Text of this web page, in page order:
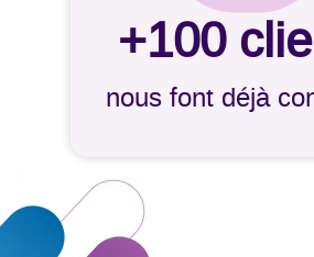
+100
nous font déjà